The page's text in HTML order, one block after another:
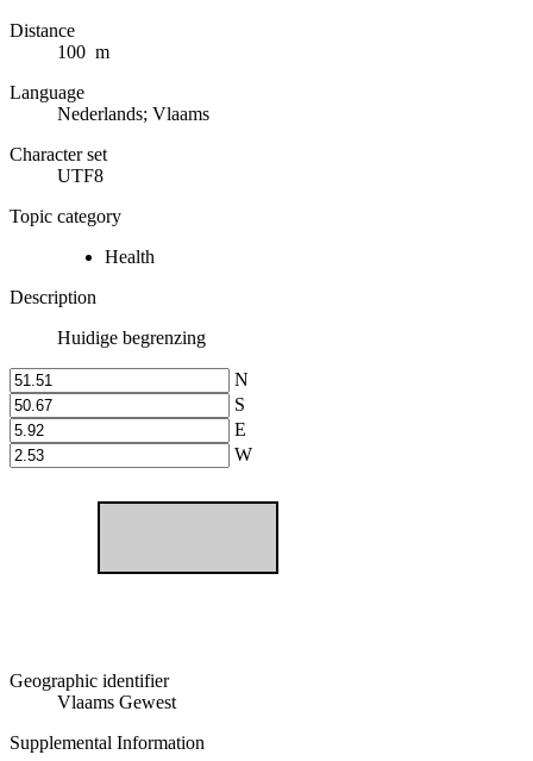
Distance
100 m
Language
Nederlands; Vlaams
Character set
UTF8
Topic category
Health
Description
Huidige begrenzing
N
S
E
W
Geographic identifier
Vlaams Gewest
Supplemental Information